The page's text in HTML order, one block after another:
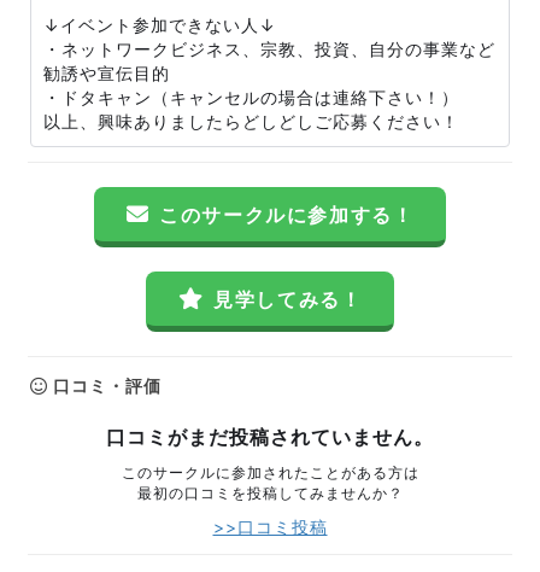
↓イベント参加できない人↓
・ネットワークビジネス、宗教、投資、自分の事業など
勧誘や宣伝目的
・ドタキャン（キャンセルの場合は連絡下さい！）
以上、興味ありましたらどしどしご応募ください！
このサークルに参加する！
見学してみる！
口コミ・評価
口コミがまだ投稿されていません。
このサークルに参加されたことがある方は
最初の口コミを投稿してみませんか？
>>口コミ投稿